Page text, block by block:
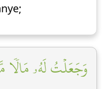
وَجَعَلۡتُ لَهُۥ مَالٗا